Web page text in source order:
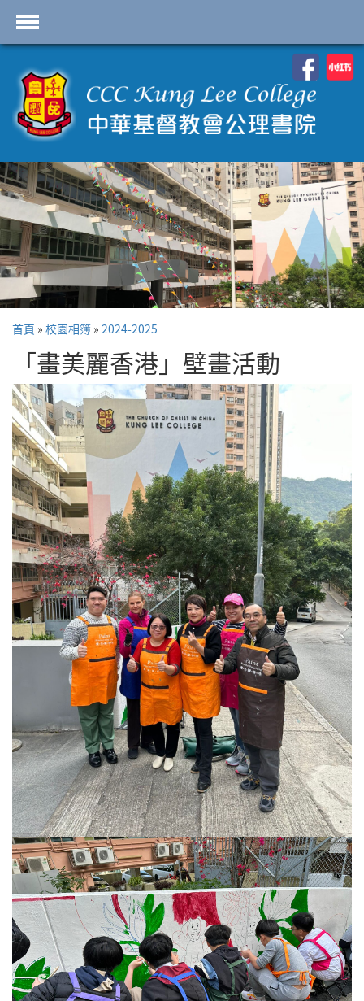
首頁
學校資料
課程概覽
學生園地
入學申請
學生支援
Highlights
聯絡我們
2026-2027 劍橋國際 A
Level
首頁 » 校園相簿 » 2024-2025
「畫美麗香港」壁畫活動